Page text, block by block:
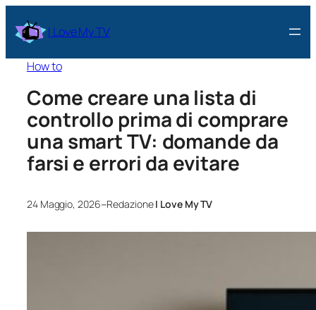
I Love My TV
How to
Come creare una lista di
controllo prima di comprare
una smart TV: domande da
farsi e errori da evitare
24 Maggio, 2026–RedazioneI Love My TV